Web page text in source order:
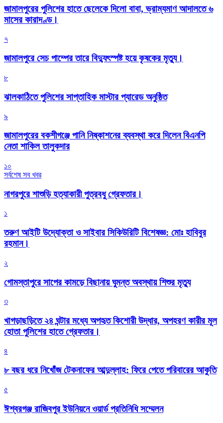
জামালপুরের পুলিশের হাতে ছেলেকে দিলো বাবা, ভ্রাম্যমাণ আদালতে ৬
মাসের কারাদণ্ড।
৭
জামালপুরে সেচ পাম্পের তারে বিদ্যুৎস্পষ্ট হয়ে কৃষকের মৃত্যু।
৮
‎ঝালকাঠিতে পুলিশের সাপ্তাহিক মাস্টার প্যারেড অনুষ্ঠিত
৯
জামালপুরের বকশীগঞ্জে পানি নিষ্কাশনের ব্যবস্থা করে দিলেন বিএনপি
নেতা শাকিল তালুকদার
১০
সর্বশেষ সব খবর
নাগরপুরে শাশুড়ি হত্যাকারী পুত্রবধু গ্রেফতার।
১
তরুণ আইটি উদ্যোক্তা ও সাইবার সিকিউরিটি বিশেষজ্ঞ: মোঃ হাবিবুর
রহমান।
২
গোমস্তাপুরে সাপের কামড়ে বিছানায় ঘুমন্ত অবস্থায় শিশুর মৃত্যু
৩
খাগড়াছড়িতে ২৪ ঘন্টার মধ্যে অপহৃত কিশোরী উদ্ধার, অপহরণ কারীর মূল
হোতা পুলিশের হাতে গ্রেফতার।
৪
৮ বছর ধরে নিখোঁজ টেকনাফের আব্দুল্লাহ: ফিরে পেতে পরিবারের আকুতি
৫
ঈশ্বরগঞ্জ রাজিবপুর ইউনিয়নে ওয়ার্ড প্রতিনিধি সম্মেলন